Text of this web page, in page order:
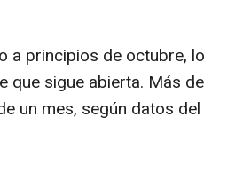
a principios de octubre, lo
que sigue abierta. Más de
un mes, según datos del